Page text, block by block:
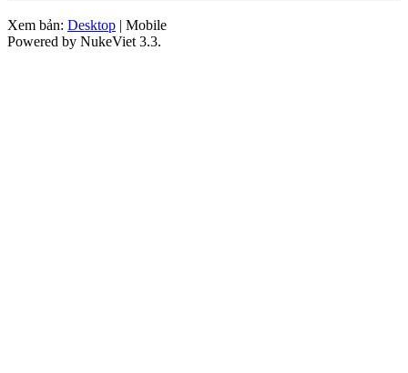
Xem bản: Desktop | Mobile
Powered by NukeViet 3.3.